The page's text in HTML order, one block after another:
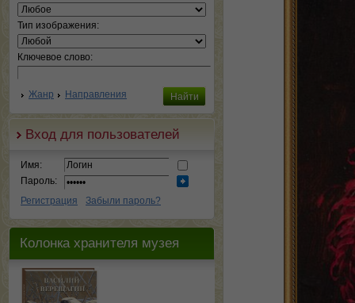
Тип изображения:
Ключевое слово:
Жанр Направления
Вход для пользователей
Имя:
Пароль:
Регистрация
Забыли пароль?
Колонка хранителя музея